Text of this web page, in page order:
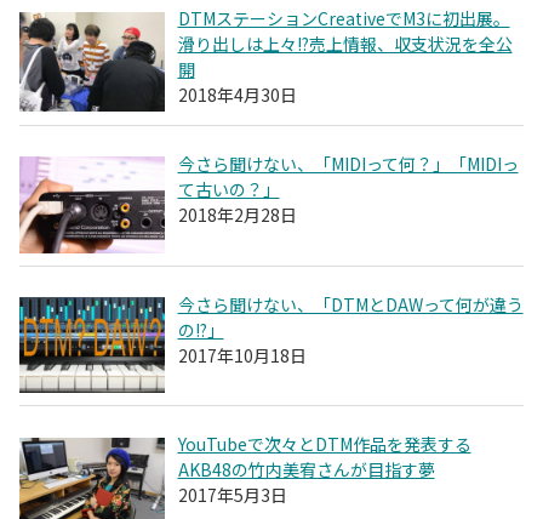
DTMステーションCreativeでM3に初出展。
滑り出しは上々!?売上情報、収支状況を全公
開
2018年4月30日
今さら聞けない、「MIDIって何？」「MIDIっ
て古いの？」
2018年2月28日
今さら聞けない、「DTMとDAWって何が違う
の!?」
2017年10月18日
YouTubeで次々とDTM作品を発表する
AKB48の竹内美宥さんが目指す夢
2017年5月3日